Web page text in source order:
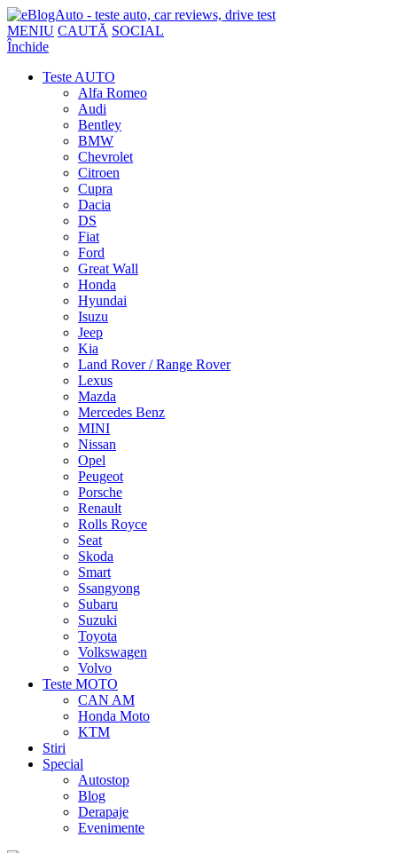
MENIU CAUTĂ SOCIAL
Închide
Teste AUTO
Alfa Romeo
Audi
Bentley
BMW
Chevrolet
Citroen
Cupra
Dacia
DS
Fiat
Ford
Great Wall
Honda
Hyundai
Isuzu
Jeep
Kia
Land Rover / Range Rover
Lexus
Mazda
Mercedes Benz
MINI
Nissan
Opel
Peugeot
Porsche
Renault
Rolls Royce
Seat
Skoda
Smart
Ssangyong
Subaru
Suzuki
Toyota
Volkswagen
Volvo
Teste MOTO
CAN AM
Honda Moto
KTM
Stiri
Special
Autostop
Blog
Derapaje
Evenimente